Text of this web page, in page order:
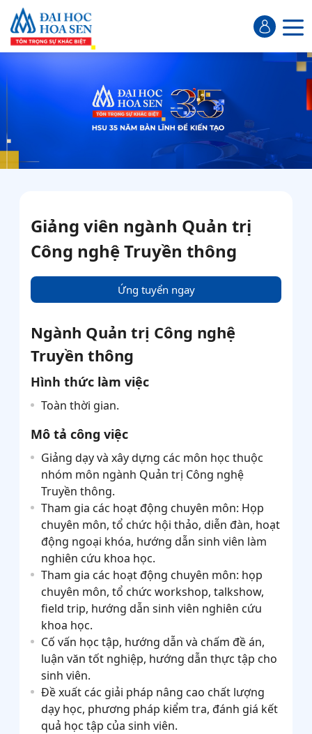
Giảng viên ngành Quản trị
Công nghệ Truyền thông
Ứng tuyển ngay
Ngành Quản trị Công nghệ
Truyền thông
Hình thức làm việc
Toàn thời gian.
Mô tả công việc
Giảng dạy và xây dựng các môn học thuộc
nhóm môn ngành Quản trị Công nghệ
Truyền thông.
Tham gia các hoạt động chuyên môn: Họp
chuyên môn, tổ chức hội thảo, diễn đàn, hoạt
động ngoại khóa, hướng dẫn sinh viên làm
nghiên cứu khoa học.
Tham gia các hoạt động chuyên môn: họp
chuyên môn, tổ chức workshop, talkshow,
field trip, hướng dẫn sinh viên nghiên cứu
khoa học.
Cố vấn học tập, hướng dẫn và chấm đề án,
luận văn tốt nghiệp, hướng dẫn thực tập cho
sinh viên.
Đề xuất các giải pháp nâng cao chất lượng
dạy học, phương pháp kiểm tra, đánh giá kết
quả học tập của sinh viên.